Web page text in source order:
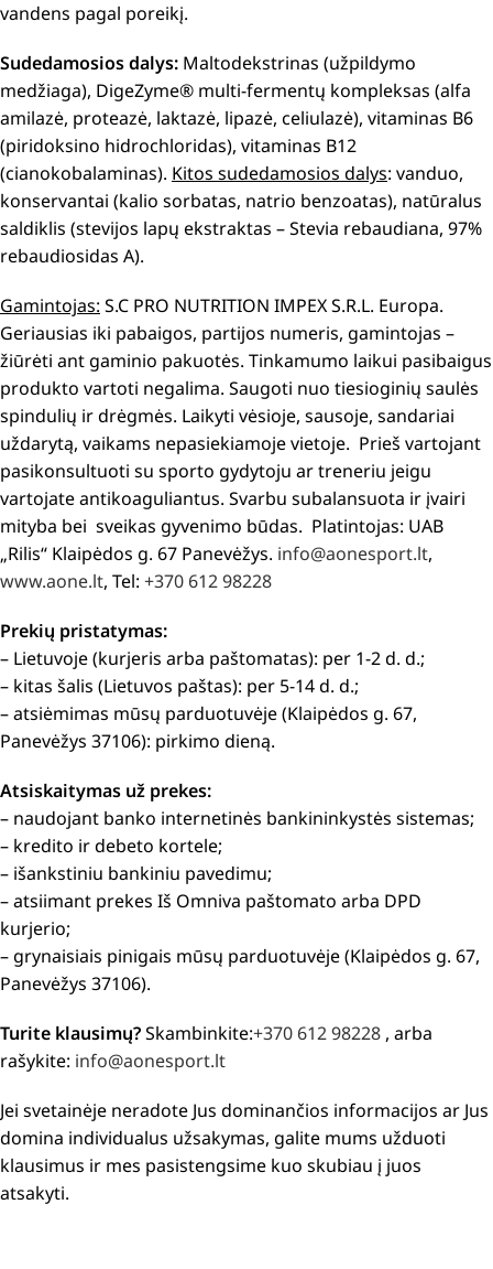
vandens pagal poreikį.
Sudedamosios dalys: Maltodekstrinas (užpildymo
medžiaga), DigeZyme® multi-fermentų kompleksas (alfa
amilazė, proteazė, laktazė, lipazė, celiulazė), vitaminas B6
(piridoksino hidrochloridas), vitaminas B12
(cianokobalaminas). Kitos sudedamosios dalys: vanduo,
konservantai (kalio sorbatas, natrio benzoatas), natūralus
saldiklis (stevijos lapų ekstraktas – Stevia rebaudiana, 97%
rebaudiosidas A).
Gamintojas: S.C PRO NUTRITION IMPEX S.R.L. Europa.
Geriausias iki pabaigos, partijos numeris, gamintojas –
žiūrėti ant gaminio pakuotės. Tinkamumo laikui pasibaigus
produkto vartoti negalima. Saugoti nuo tiesioginių saulės
spindulių ir drėgmės. Laikyti vėsioje, sausoje, sandariai
uždarytą, vaikams nepasiekiamoje vietoje. Prieš vartojant
pasikonsultuoti su sporto gydytoju ar treneriu jeigu
vartojate antikoaguliantus. Svarbu subalansuota ir įvairi
mityba bei sveikas gyvenimo būdas. Platintojas: UAB
„Rilis“ Klaipėdos g. 67 Panevėžys. info@aonesport.lt,
www.aone.lt, Tel: +370 612 98228
Prekių pristatymas:
– Lietuvoje (kurjeris arba paštomatas): per 1-2 d. d.;
– kitas šalis (Lietuvos paštas): per 5-14 d. d.;
– atsiėmimas mūsų parduotuvėje (Klaipėdos g. 67,
Panevėžys 37106): pirkimo dieną.
Atsiskaitymas už prekes:
– naudojant banko internetinės bankininkystės sistemas;
– kredito ir debeto kortele;
– išankstiniu bankiniu pavedimu;
– atsiimant prekes Iš Omniva paštomato arba DPD
kurjerio;
– grynaisiais pinigais mūsų parduotuvėje (Klaipėdos g. 67,
Panevėžys 37106).
Turite klausimų?Skambinkite:+370 612 98228 , arba
rašykite: info@aonesport.lt
Jei svetainėje neradote Jus dominančios informacijos ar Jus
domina individualus užsakymas, galite mums užduoti
klausimus ir mes pasistengsime kuo skubiau į juos
atsakyti.